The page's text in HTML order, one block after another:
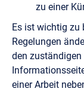
zu einer
Es ist wichtig zu
Regelungen
den
einer Arbeit